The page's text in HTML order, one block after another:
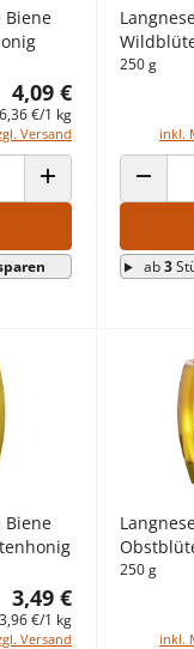
Biene
4,09 €
€/1 kg
Versand
ANZAHL ERHÖHEN
250 g
inkl.
ab3
Biene
3,49 €
€/1 kg
Versand
250 g
inkl.